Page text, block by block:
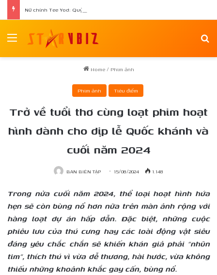
Menu
Home / Phim ảnh
Phim ảnh Tiêu điểm
Trở về tuổi thơ cùng loạt phim hoạt
hình dành cho dịp lễ Quốc khánh và
cuối năm 2024
BAN BIÊN TẬP 15/08/2024 1.148
Trong nửa cuối năm 2024, thể loại hoạt hình hứa
hẹn sẽ còn bùng nổ hơn nữa trên màn ảnh rộng với
hàng loạt dự án hấp dẫn. Đặc biệt, những cuộc
phiêu lưu của thú cưng hay các loài động vật siêu
đáng yêu chắc chắn sẽ khiến khán giả phải “nhũn
tim”, thích thú vì vừa dễ thương, hài hước, vừa không
thiếu những khoảnh khắc gay cấn, bùng nổ.